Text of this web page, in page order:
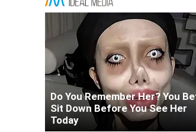
Do You Remember Her? You
Sit Down Before You See Her
Today